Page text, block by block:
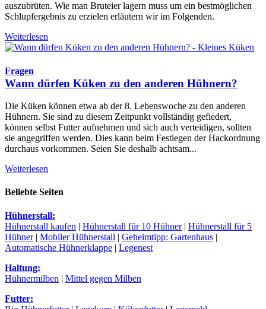
auszubrüten. Wie man Bruteier lagern muss um ein bestmöglichen
Schlupfergebnis zu erzielen erläutern wir im Folgenden.
Weiterlesen
Fragen
Wann dürfen Küken zu den anderen Hühnern?
Die Küken können etwa ab der 8. Lebenswoche zu den anderen
Hühnern. Sie sind zu diesem Zeitpunkt vollständig gefiedert,
können selbst Futter aufnehmen und sich auch verteidigen, sollten
sie angegriffen werden. Dies kann beim Festlegen der Hackordnung
durchaus vorkommen. Seien Sie deshalb achtsam...
Weiterlesen
Beliebte Seiten
Hühnerstall:
Hühnerstall kaufen | Hühnerstall für 10 Hühner| Hühnerstall für 5
Hühner| Mobiler Hühnerstall | Geheimtipp: Gartenhaus |
Automatische Hühnerklappe | Legenest
Haltung:
Hühnermilben | Mittel gegen Milben
Futter: